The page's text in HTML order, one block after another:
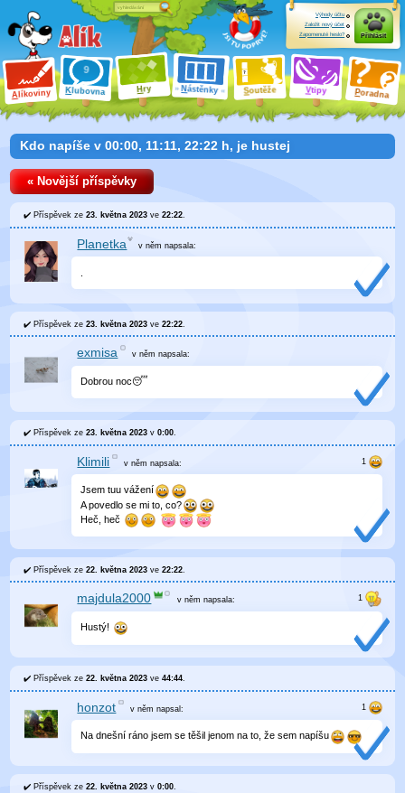
Alíkoviny Klubovna Hry Nástěnky Soutěže Vtipy Poradna
Výhody účtu
Založit nový účet
Zapomenuté heslo?
Přihlásit
Kdo napíše v 00:00, 11:11, 22:22 h, je hustej
« Novější příspěvky
Příspěvek ze23. května 2023 ve22:22.
Planetka v něm napsala:
Příspěvek ze23. května 2023 ve22:22
exmisa v němnapsala:
Dobrou noc😴
Příspěvek ze23. května 2023 v0:00
Klimili v němnapsala:
Jsem tuu vážení
A povedlo se mi to, co?
Heč, heč
Příspěvek ze22. května 2023 ve22:22
majdula2000 v něm napsala:
Hustý!
Příspěvek ze22. května 2023 ve44:44
honzot v němnapsal:
Na dnešní ráno jsem se těšil jenom na to, že sem napíšu
Příspěvek ze22. května 2023 v0:00.